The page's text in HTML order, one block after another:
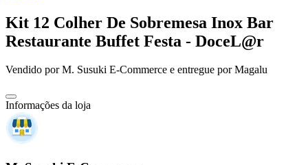
Kit 12 Colher De Sobremesa Inox Bar
Restaurante Buffet Festa - DoceL@r
Vendido porM. Susuki E-Commerce e entregue por Magalu
Informações da loja